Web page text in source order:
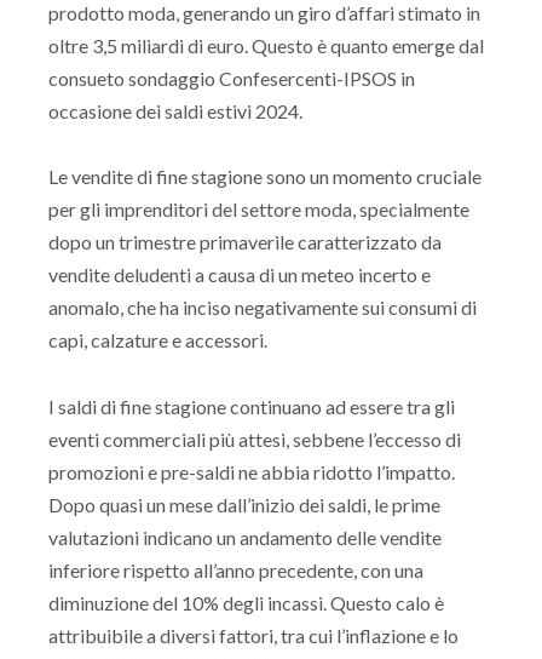
prodotto moda, generando un giro d’affari stimato in
oltre 3,5 miliardi di euro. Questo è quanto emerge dal
consueto sondaggio Confesercenti-IPSOS in
occasione dei saldi estivi 2024.
Le vendite di fine stagione sono un momento cruciale
per gli imprenditori del settore moda, specialmente
dopo un trimestre primaverile caratterizzato da
vendite deludenti a causa di un meteo incerto e
anomalo, che ha inciso negativamente sui consumi di
capi, calzature e accessori.
I saldi di fine stagione continuano ad essere tra gli
eventi commerciali più attesi, sebbene l’eccesso di
promozioni e pre-saldi ne abbia ridotto l’impatto.
Dopo quasi un mese dall’inizio dei saldi, le prime
valutazioni indicano un andamento delle vendite
inferiore rispetto all’anno precedente, con una
diminuzione del 10% degli incassi. Questo calo è
attribuibile a diversi fattori, tra cui l’inflazione e lo